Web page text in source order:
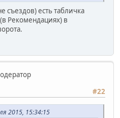
съездов) есть табличка
Рекомендациях) в
#22
2015, 15:34:15